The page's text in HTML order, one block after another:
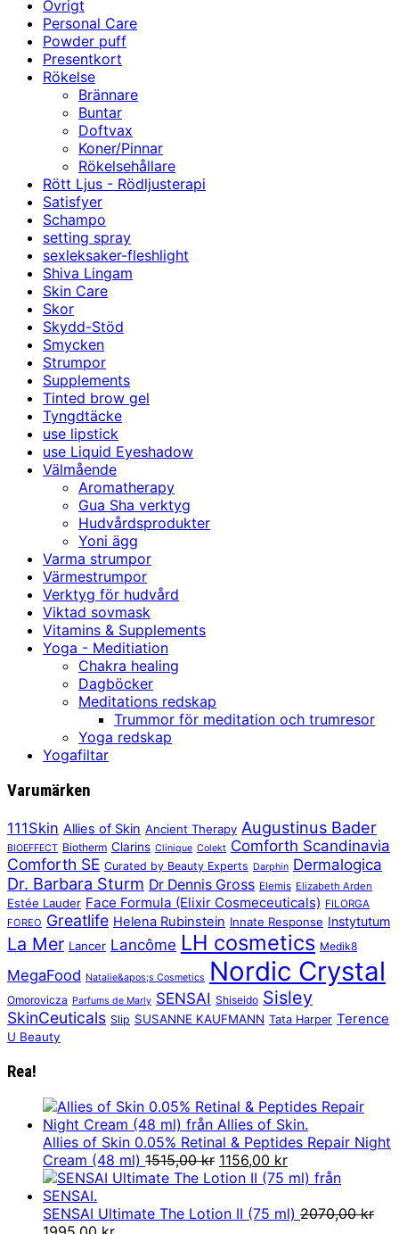
Övrigt
Personal Care
Powder puff
Presentkort
Rökelse
Brännare
Buntar
Doftvax
Koner/Pinnar
Rökelsehållare
Rött Ljus - Rödljusterapi
Satisfyer
Schampo
setting spray
sexleksaker-fleshlight
Shiva Lingam
Skin Care
Skor
Skydd-Stöd
Smycken
Strumpor
Supplements
Tinted brow gel
Tyngdtäcke
use lipstick
use Liquid Eyeshadow
Välmående
Aromatherapy
Gua Sha verktyg
Hudvårdsprodukter
Yoni ägg
Varma strumpor
Värmestrumpor
Verktyg för hudvård
Viktad sovmask
Vitamins & Supplements
Yoga - Meditiation
Chakra healing
Dagböcker
Meditations redskap
Trummor för meditation och trumresor
Yoga redskap
Yogafiltar
Varumärken
111Skin Allies of Skin Ancient Therapy Augustinus Bader
BIOEFFECT Biotherm Clarins Clinique Colekt Comforth Scandinavia
Comforth SE Curated by Beauty Experts Darphin Dermalogica
Dr. Barbara Sturm Dr Dennis Gross Elemis Elizabeth Arden
Estée Lauder Face Formula (Elixir Cosmeceuticals) FILORGA
FOREO Greatlife Helena Rubinstein Innate Response Instytutum
La Mer Lancer Lancôme LH cosmetics Medik8
MegaFood Natalie&apos;s Cosmetics Nordic Crystal
Omorovicza Parfums de Marly SENSAI Shiseido Sisley
SkinCeuticals Slip SUSANNE KAUFMANN Tata Harper Terence
U Beauty
Rea!
Allies of Skin 0.05% Retinal & Peptides Repair Night
Cream (48 ml) 1515,00kr Det
ursprungliga
var:
1156,00 krDet
nuvarande
är:
SENSAI Ultimate The Lotion II (75 ml) 2070,00kr